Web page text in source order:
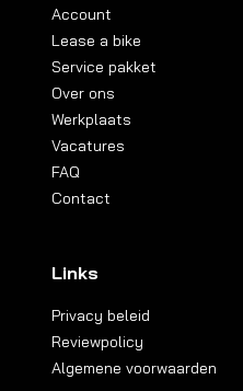
Account
Lease a bike
Service pakket
Over ons
Werkplaats
Vacatures
FAQ
Contact
Links
Privacy beleid
Reviewpolicy
Algemene voorwaarden